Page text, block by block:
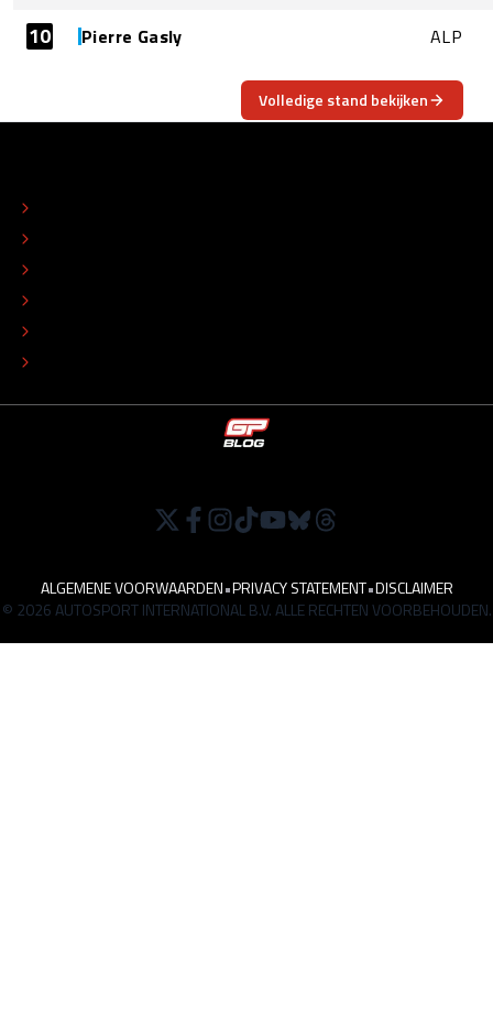
10 Pierre Gasly ALP
Volledige stand bekijken
ALGEMENE VOORWAARDEN•PRIVACY STATEMENT•DISCLAIMER
© 2026 AUTOSPORT INTERNATIONAL B.V. ALLE RECHTEN VOORBEHOUDEN.